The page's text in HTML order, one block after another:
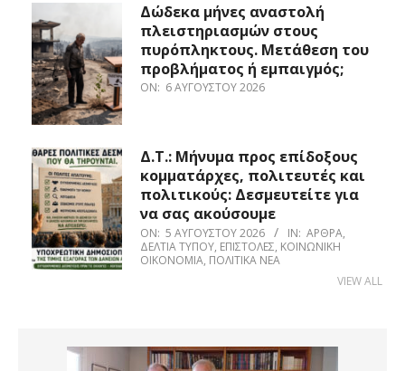
Δώδεκα μήνες αναστολή
πλειστηριασμών στους
πυρόπληκτους. Μετάθεση του
προβλήματος ή εμπαιγμός;
ON: 6 ΑΥΓΟΎΣΤΟΥ 2026
Δ.Τ.: Μήνυμα προς επίδοξους
κομματάρχες, πολιτευτές και
πολιτικούς: Δεσμευτείτε για
να σας ακούσουμε
ON: 5 ΑΥΓΟΎΣΤΟΥ 2026 IN: ΆΡΘΡΑ,
ΔΕΛΤΊΑ ΤΎΠΟΥ, ΕΠΙΣΤΟΛΈΣ, ΚΟΙΝΩΝΙΚΉ
ΟΙΚΟΝΟΜΊΑ, ΠΟΛΙΤΙΚΆ ΝΈΑ
VIEW ALL